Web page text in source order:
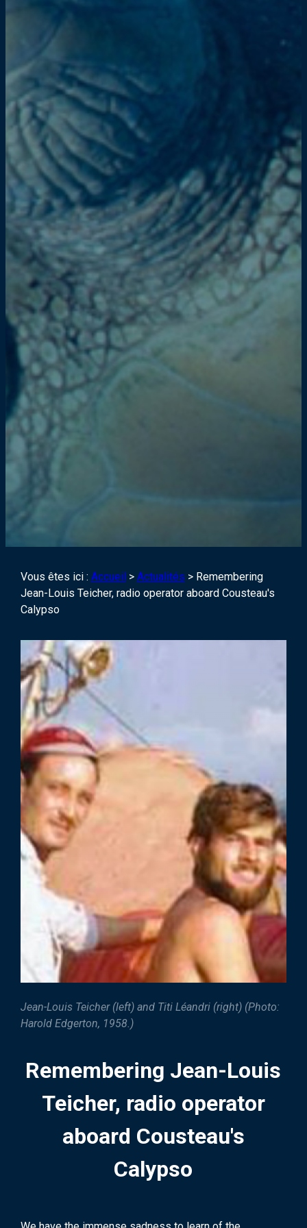
Vous êtes ici : Accueil> Actualités > Remembering
Jean-Louis Teicher, radio operator aboard Cousteau's
Calypso
Jean-Louis Teicher (left) and Titi Léandri (right) (Photo:
Harold Edgerton, 1958.)
Remembering Jean-Louis
Teicher, radio operator
aboard Cousteau's
Calypso